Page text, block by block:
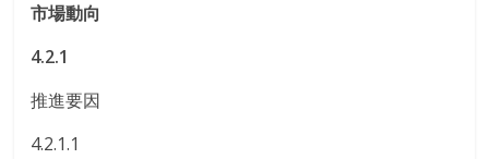
市場動向
4.2.1
推進要因
4.2.1.1